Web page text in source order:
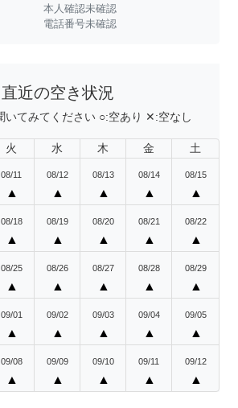
本人確認未確認
電話番号未確認
直近の空き状況
いてみてください ○:空あり ✕:空なし
火 水 木 金 土
08/11
▲
08/12
▲
08/13
▲
08/14
▲
08/15
▲
08/18
▲
08/19
▲
08/20
▲
08/21
▲
08/22
▲
08/25
▲
08/26
▲
08/27
▲
08/28
▲
08/29
▲
09/01
▲
09/02
▲
09/03
▲
09/04
▲
09/05
▲
09/08
▲
09/09
▲
09/10
▲
09/11
▲
09/12
▲